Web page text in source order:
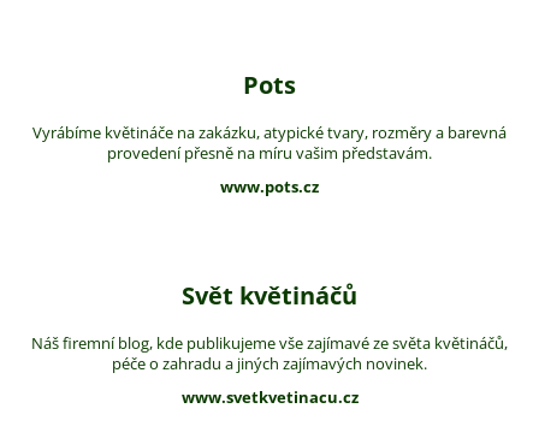
Pots
Vyrábíme květináče na zakázku, atypické tvary, rozměry a barevná
provedení přesně na míru vašim představám.
www.pots.cz
Svět květináčů
Náš firemní blog, kde publikujeme vše zajímavé ze světa květináčů,
péče o zahradu a jiných zajímavých novinek.
www.svetkvetinacu.cz